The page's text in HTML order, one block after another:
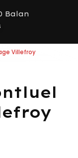
Balan
Villefroy